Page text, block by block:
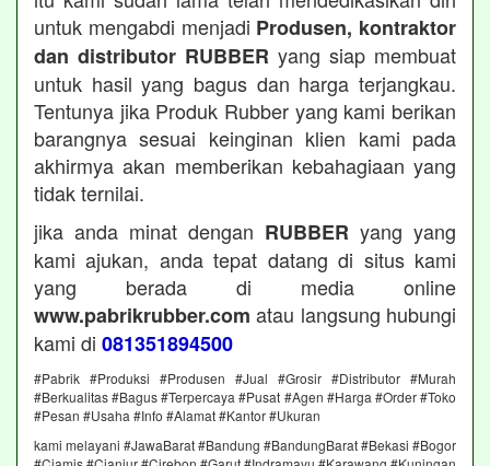
untuk mengabdi menjadi Produsen, kontraktor
dan distributor RUBBER yang siap membuat
untuk hasil yang bagus dan harga terjangkau.
Tentunya jika Produk Rubber yang kami berikan
barangnya sesuai keinginan klien kami pada
akhirmya akan memberikan kebahagiaan yang
tidak ternilai.
jika anda minat dengan RUBBER yang yang
kami ajukan, anda tepat datang di situs kami
yang berada di media online
www.pabrikrubber.com atau langsung hubungi
kami di 081351894500
#Pabrik #Produksi #Produsen #Jual #Grosir #Distributor #Murah
#Berkualitas #Bagus #Terpercaya #Pusat #Agen #Harga #Order #Toko
#Pesan #Usaha #Info #Alamat #Kantor #Ukuran
kami melayani #JawaBarat #Bandung #BandungBarat #Bekasi #Bogor